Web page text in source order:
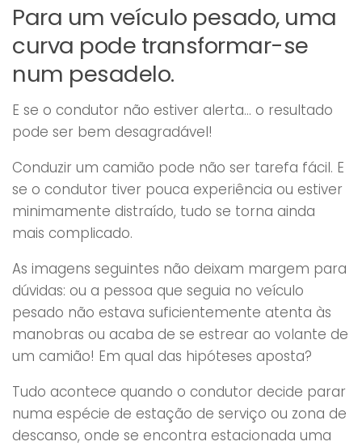
Para um veículo pesado, uma
curva pode transformar-se
num pesadelo.
E se o condutor não estiver alerta… o resultado
pode ser bem desagradável!
Conduzir um camião pode não ser tarefa fácil. E
se o condutor tiver pouca experiência ou estiver
minimamente distraído, tudo se torna ainda
mais complicado.
As imagens seguintes não deixam margem para
dúvidas: ou a pessoa que seguia no veículo
pesado não estava suficientemente atenta às
manobras ou acaba de se estrear ao volante de
um camião! Em qual das hipóteses aposta?
Tudo acontece quando o condutor decide parar
numa espécie de estação de serviço ou zona de
descanso, onde se encontra estacionada uma